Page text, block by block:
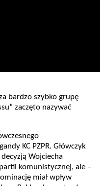
bardzo szybko grupę
zaczęto nazywać
KC PZPR. Główczyk
Wojciecha
komunistycznej, ale –
miał wpływ